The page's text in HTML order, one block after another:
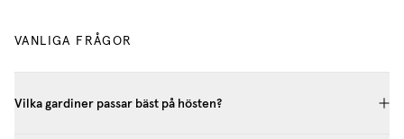
VANLIGA FRÅGOR
Vilka gardiner passar bäst på hösten?